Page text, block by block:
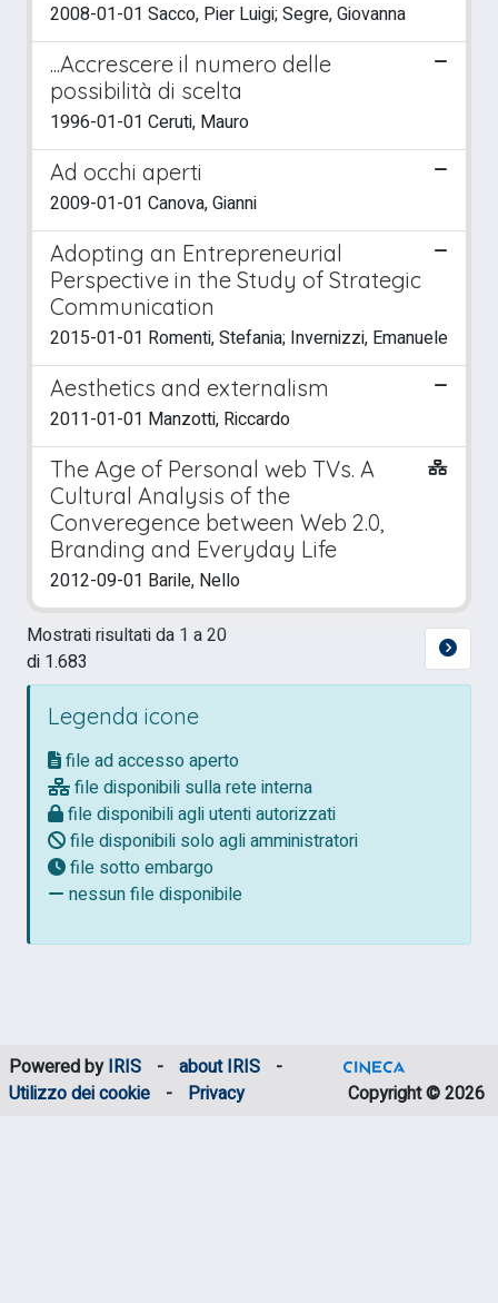
2008-01-01 Sacco, Pier Luigi; Segre, Giovanna
...Accrescere il numero delle
possibilità di scelta
1996-01-01 Ceruti, Mauro
Ad occhi aperti
2009-01-01 Canova, Gianni
Adopting an Entrepreneurial
Perspective in the Study of Strategic
Communication
2015-01-01 Romenti, Stefania; Invernizzi, Emanuele
Aesthetics and externalism
2011-01-01 Manzotti, Riccardo
The Age of Personal web TVs. A
Cultural Analysis of the
Converegence between Web 2.0,
Branding and Everyday Life
2012-09-01 Barile, Nello
Mostrati risultati da 1 a 20
di 1.683
Legenda icone
file ad accesso aperto
file disponibili sulla rete interna
file disponibili agli utenti autorizzati
file disponibili solo agli amministratori
file sotto embargo
nessun file disponibile
Powered byIRIS - about IRIS
-
Utilizzo dei cookie
- Privacy Copyright © 2026